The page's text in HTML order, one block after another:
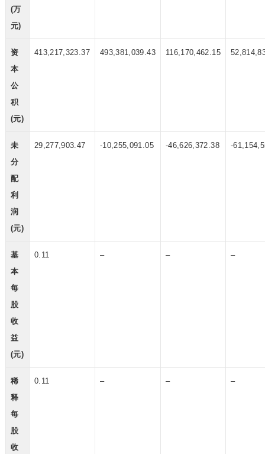
(万
元)
资
本
公
积
(元)
413,217,323.37 493,381,039.43 116,170,462.15
未
分
配
利
润
(元)
29,277,903.47 -10,255,091.05 -46,626,372.38 -
基
本
每
股
收
益
(元)
0.11 – – –
稀
释
每
股
收
0.11 – – –